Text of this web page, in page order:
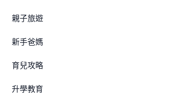
親子旅遊
新手爸媽
育兒攻略
升學教育